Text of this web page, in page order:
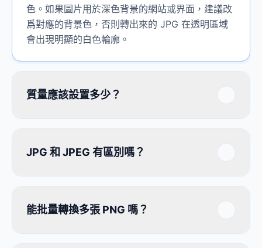
色。如果圖片用於深色背景的網站或界面，建議改
爲對應的背景色，否則轉出來的 JPG 在透明區域
會出現明顯的白色輪廓。
質量應該設置多少？
JPG 和 JPEG 有區別嗎？
能批量轉換多張 PNG 嗎？